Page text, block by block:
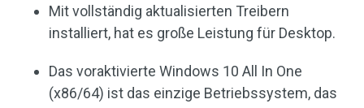
Mit vollständig aktualisierten Treibern
installiert, hat es große Leistung für Desktop.
Das voraktivierte Windows 10 All In One
(x86/64) ist das einzige Betriebssystem, das